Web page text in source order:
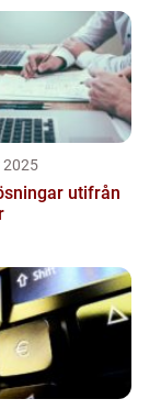
2025
utifrån